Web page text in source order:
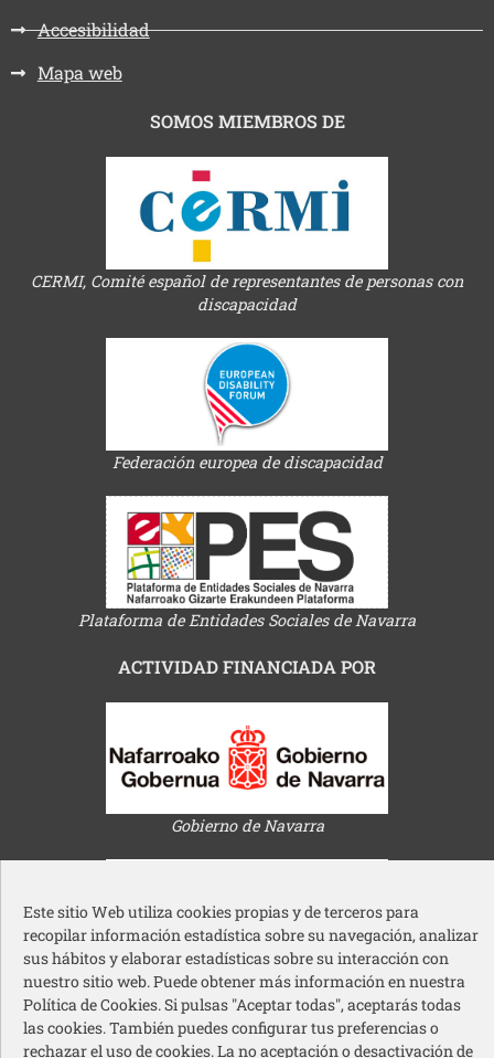
Este sitio Web utiliza cookies propias y de terceros para
recopilar información estadística sobre su navegación, analizar
sus hábitos y elaborar estadísticas sobre su interacción con
nuestro sitio web. Puede obtener más información en nuestra
Política de Cookies. Si pulsas "Aceptar todas", aceptarás todas
las cookies. También puedes configurar tus preferencias o
rechazar el uso de cookies. La no aceptación o desactivación de
Accesibilidad
Mapa web
SOMOS MIEMBROS DE
CERMI, Comité español de representantes de personas con
discapacidad
Federación europea de discapacidad
Plataforma de Entidades Sociales de Navarra
ACTIVIDAD FINANCIADA POR
Gobierno de Navarra
Ayuntamiento de Pamplona